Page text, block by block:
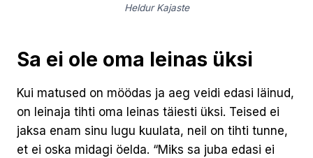
Heldur Kajaste
Sa ei ole oma leinas üksi
Kui matused on möödas ja aeg veidi edasi läinud,
on leinaja tihti oma leinas täiesti üksi. Teised ei
jaksa enam sinu lugu kuulata, neil on tihti tunne,
et ei oska midagi öelda. “Miks sa juba edasi ei